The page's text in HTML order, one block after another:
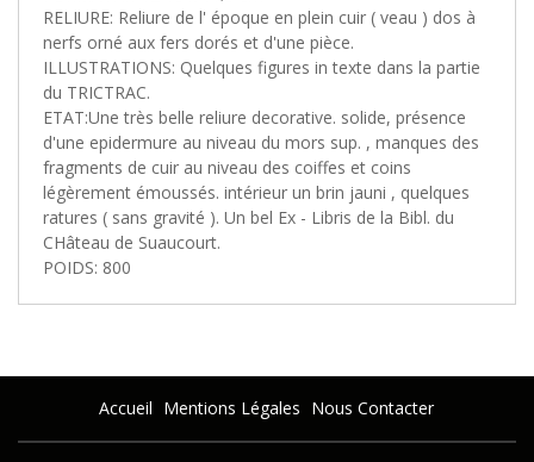
RELIURE: Reliure de l' époque en plein cuir ( veau ) dos à
nerfs orné aux fers dorés et d'une pièce.
ILLUSTRATIONS: Quelques figures in texte dans la partie
du TRICTRAC.
ETAT:Une très belle reliure decorative. solide, présence
d'une epidermure au niveau du mors sup. , manques des
fragments de cuir au niveau des coiffes et coins
légèrement émoussés. intérieur un brin jauni , quelques
ratures ( sans gravité ). Un bel Ex - Libris de la Bibl. du
CHâteau de Suaucourt.
POIDS: 800
Accueil Mentions Légales Nous Contacter